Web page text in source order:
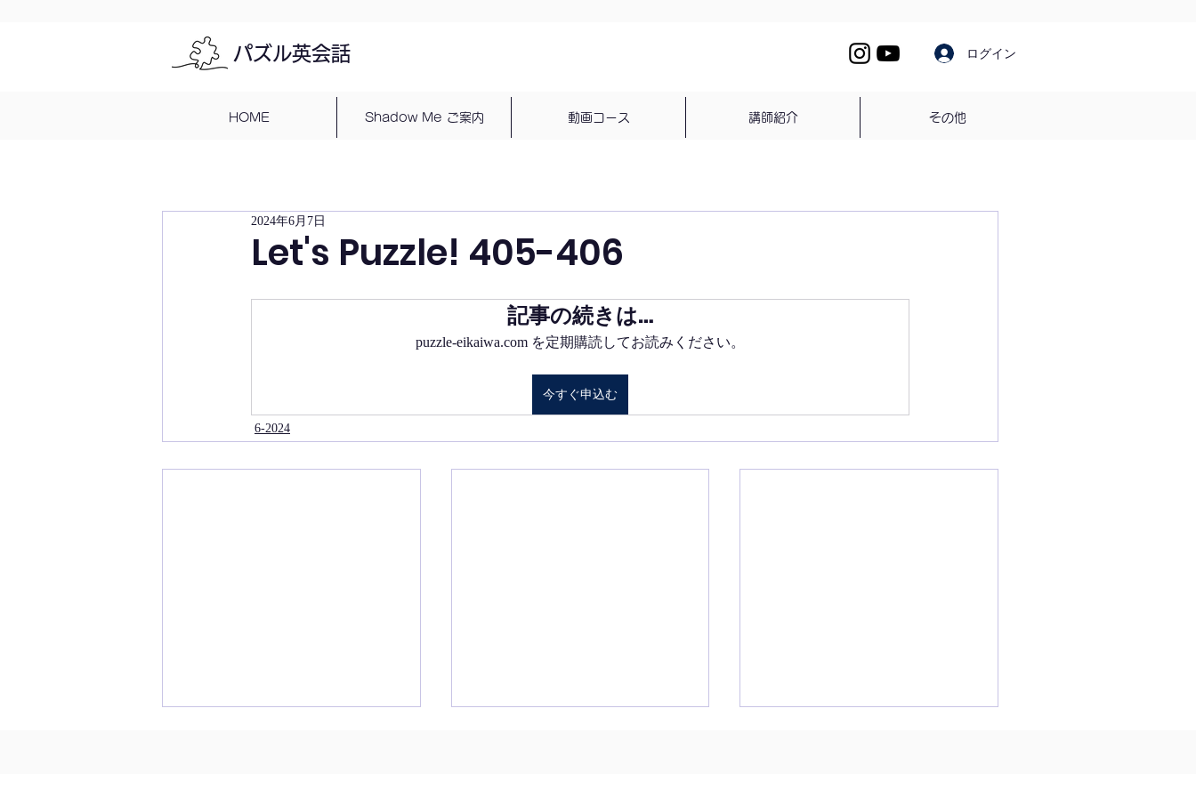
パズル英会話 ログイン
HOME Shadow Me ご案内 動画コース 講師紹介 その他
Let's Puzzle! 405-406
2024年6月7日
記事の続きは…
puzzle-eikaiwa.com を定期購読してお読みください。
今すぐ申込む
6-2024